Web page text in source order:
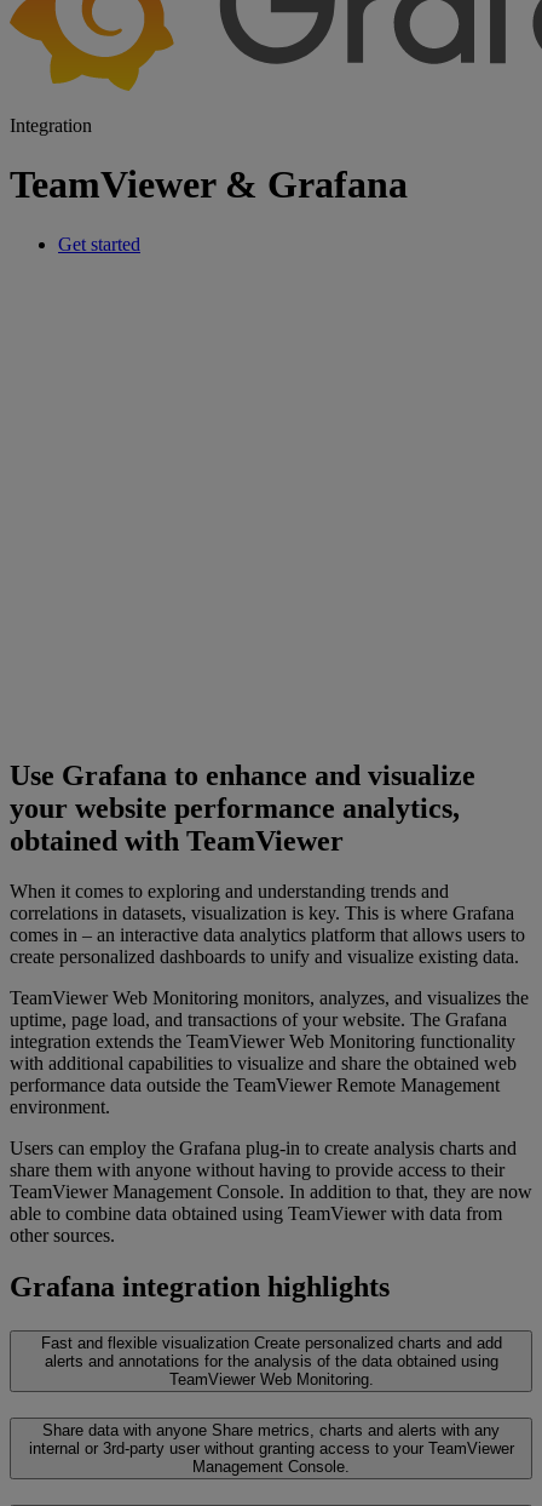
Integration
TeamViewer & Grafana
Get started
Use Grafana to enhance and visualize
your website performance analytics,
obtained with TeamViewer
When it comes to exploring and understanding trends and
correlations in datasets, visualization is key. This is where Grafana
comes in – an interactive data analytics platform that allows users to
create personalized dashboards to unify and visualize existing data.
TeamViewer Web Monitoring monitors, analyzes, and visualizes the
uptime, page load, and transactions of your website. The Grafana
integration extends the TeamViewer Web Monitoring functionality
with additional capabilities to visualize and share the obtained web
performance data outside the TeamViewer Remote Management
environment.
Users can employ the Grafana plug-in to create analysis charts and
share them with anyone without having to provide access to their
TeamViewer Management Console. In addition to that, they are now
able to combine data obtained using TeamViewer with data from
other sources.
Grafana integration highlights
Fast and flexible visualization Create personalized charts and add
alerts and annotations for the analysis of the data obtained using
TeamViewer Web Monitoring.
Share data with anyone Share metrics, charts and alerts with any
internal or 3rd-party user without granting access to your TeamViewer
Management Console.